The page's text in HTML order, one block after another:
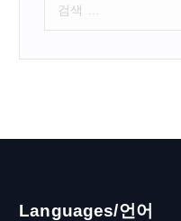
Languages/언어